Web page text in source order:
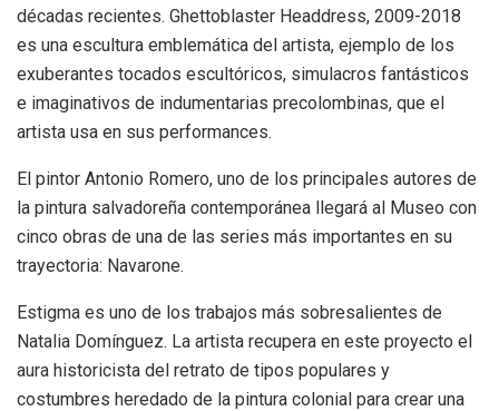
décadas recientes. Ghettoblaster Headdress, 2009-2018
es una escultura emblemática del artista, ejemplo de los
exuberantes tocados escultóricos, simulacros fantásticos
e imaginativos de indumentarias precolombinas, que el
artista usa en sus performances.
El pintor Antonio Romero, uno de los principales autores de
la pintura salvadoreña contemporánea llegará al Museo con
cinco obras de una de las series más importantes en su
trayectoria: Navarone.
Estigma es uno de los trabajos más sobresalientes de
Natalia Domínguez. La artista recupera en este proyecto el
aura historicista del retrato de tipos populares y
costumbres heredado de la pintura colonial para crear una